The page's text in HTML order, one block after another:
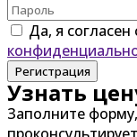
Да, я
Регистрация
Узнать
Заполните